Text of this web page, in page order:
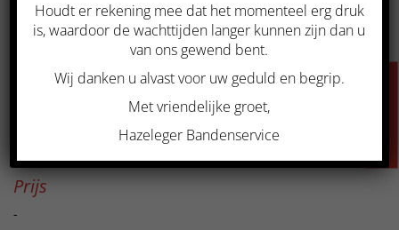
ORIGINELE SET BMW
STYLING 236 17 INCH 5×120
DUNLOP WINTER RUN FLAT
Prijs
-
Houdt er rekening mee dat het momenteel erg druk
is, waardoor de wachttijden langer kunnen zijn dan u
van ons gewend bent.
Wij danken u alvast voor uw geduld en begrip.
Met vriendelijke groet,
Hazeleger Bandenservice